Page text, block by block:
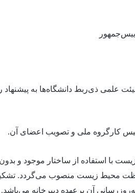
جمهور
علمی ذیربط دانشگاهها به
رییس کارگروه ملی و تصویب اعضای آن.
با استفاده از ساختار موجود و
محیط زیست منصوب میگردد.
روزرسانی آن برعهده دبیرخانه میباشد.